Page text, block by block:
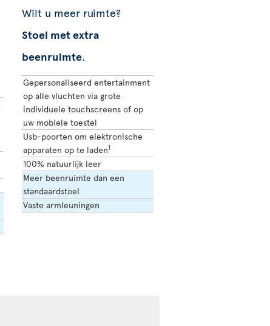
Wilt u meer ruimte?
Stoel met extra
beenruimte.
Gepersonaliseerd entertainment
op alle vluchten via grote
individuele touchscreens of op
uw mobiele toestel
Usb-poorten om elektronische
apparaten op te laden1
100% natuurlijk leer
Meer beenruimte dan een
standaardstoel
Vaste armleuningen